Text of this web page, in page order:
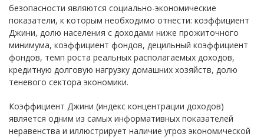
безопасности являются социально-экономические
показатели, к которым необходимо отнести: коэффициент
Джини, долю населения с доходами ниже прожиточного
минимума, коэффициент фондов, децильный коэффициент
фондов, темп роста реальных располагаемых доходов,
кредитную долговую нагрузку домашних хозяйств, долю
теневого сектора экономики.
Коэффициент Джини (индекс концентрации доходов)
является одним из самых информативных показателей
неравенства и иллюстрирует наличие угроз экономической